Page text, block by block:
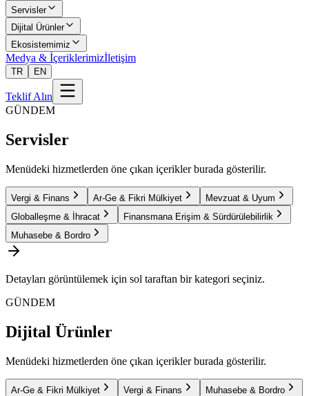
Servisler
Dijital Ürünler
Ekosistemimiz
Medya & İçeriklerimizİletişim
TR EN
Teklif Alın
GÜNDEM
Servisler
Menüdeki hizmetlerden öne çıkan içerikler burada gösterilir.
Vergi & Finans Ar-Ge & Fikri Mülkiyet
Mevzuat & Uyum
Globalleşme & İhracat
Finansmana Erişim & Sürdürülebilirlik
Muhasebe & Bordro
Detayları görüntülemek için sol taraftan bir kategori seçiniz.
GÜNDEM
Dijital Ürünler
Menüdeki hizmetlerden öne çıkan içerikler burada gösterilir.
Ar-Ge & Fikri Mülkiyet Vergi & Finans
Muhasebe & Bordro